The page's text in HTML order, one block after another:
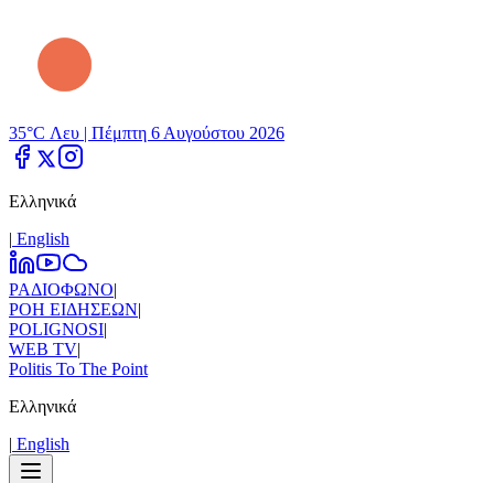
35°C Λευ | Πέμπτη 6 Αυγούστου 2026
Ελληνικά
| Εnglish
ΡΑΔΙΟΦΩΝΟ|
ΡΟΗ ΕΙΔΗΣΕΩΝ|
POLIGNOSI|
WEB TV|
Politis To The Point
Ελληνικά
| Εnglish